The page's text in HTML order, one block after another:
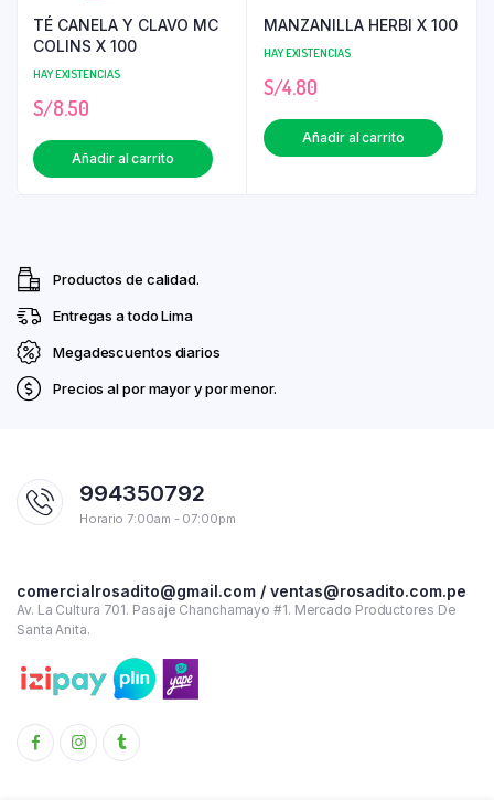
TÉ CANELA Y CLAVO MC
COLINS X 100
HAY EXISTENCIAS
S/8.50
Añadir al carrito
MANZANILLA HERBI X 100
HAY EXISTENCIAS
S/4.80
Añadir al carrito
Productos de calidad.
Entregas a todo Lima
Megadescuentos diarios
Precios al por mayor y por menor.
994350792
Horario 7:00am - 07:00pm
comercialrosadito@gmail.com / ventas@rosadito.com.pe
Av. La Cultura 701. Pasaje Chanchamayo #1. Mercado Productores De
Santa Anita.